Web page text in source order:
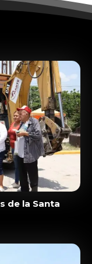
de la Santa